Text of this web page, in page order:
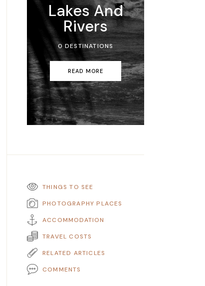
Lakes And
Rivers
0 DESTINATIONS
READ MORE
THINGS TO SEE
PHOTOGRAPHY PLACES
ACCOMMODATION
TRAVEL COSTS
RELATED ARTICLES
COMMENTS